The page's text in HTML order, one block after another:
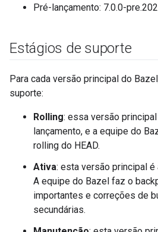
Pré-lançamento: 7.0.0-
Estágios de suporte
Para cada versão principal do
suporte:
Rolling: essa versão
lançamento, e a equipe do
rolling do HEAD.
Ativa: esta versão principal é
A equipe do Bazel faz o
importantes e correções de
secundárias.